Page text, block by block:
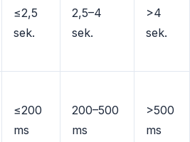
≤2,5
sek.
2,5–4
sek.
>4
sek.
≤200
ms
200–500
ms
>500
ms